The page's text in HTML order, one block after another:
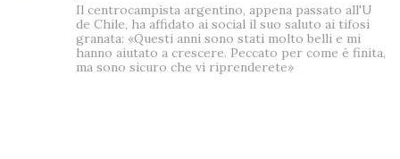
Il centrocampista argentino, appena passato all'U
de Chile, ha affidato ai social il suo saluto ai tifosi
granata: «Questi anni sono stati molto belli e mi
hanno aiutato a crescere. Peccato per come è finita,
ma sono sicuro che vi riprenderete»